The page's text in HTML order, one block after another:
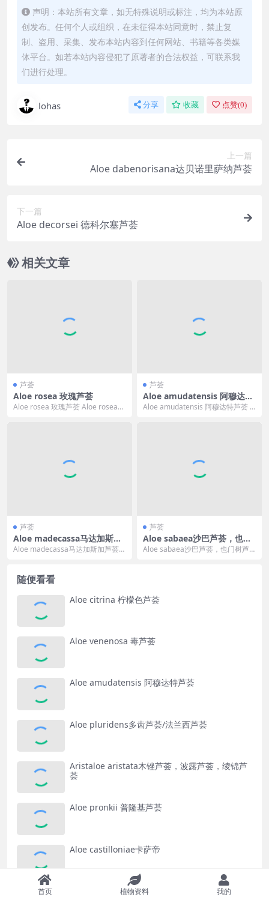
声明：本站所有文章，如无特殊说明或标注，均为本站原
创发布。任何个人或组织，在未征得本站同意时，禁止复
制、盗用、采集、发布本站内容到任何网站、书籍等各类媒
体平台。如若本站内容侵犯了原著者的合法权益，可联系我
们进行处理。
lohas 分享 收藏 点赞(0)
上一篇
Aloe dabenorisana达贝诺里萨纳芦荟
下一篇
Aloe decorsei 德科尔塞芦荟
相关文章
芦荟
Aloe rosea 玫瑰芦荟
Aloe rosea 玫瑰芦荟 Aloe rosea
芦荟
Aloe amudatensis 阿穆达特
芦荟
Aloe amudatensis 阿穆达特芦荟 A
芦荟
Aloe madecassa马达加斯加
芦荟
Aloe madecassa马达加斯加芦荟
芦荟
Aloe sabaea沙巴芦荟，也门
树芦荟
Aloe sabaea沙巴芦荟，也门树芦
随便看看
Aloe citrina 柠檬色芦荟
Aloe venenosa 毒芦荟
Aloe amudatensis 阿穆达特芦荟
Aloe pluridens多齿芦荟/法兰西芦荟
Aristaloe aristata木锉芦荟，波露芦荟，绫锦芦
荟
Aloe pronkii 普隆基芦荟
Aloe castilloniae卡萨帝
Aloiampelos striatula椰子芦荟,缟纹芦荟，青岚
首页 植物资料 我的